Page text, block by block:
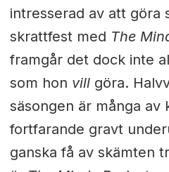
intresserad av att göra
skrattfest med The
framgår det dock inte
som hon villgöra.
säsongen är många av
fortfarande gravt
ganska få av skämten